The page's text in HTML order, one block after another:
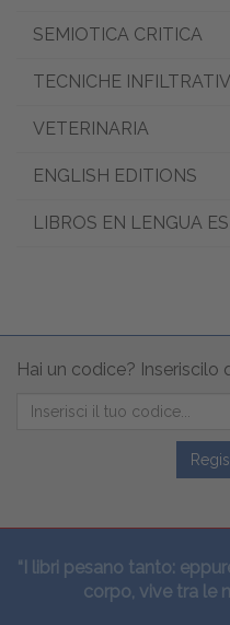
SEMIOTICA CRITICA
TECNICHE
VETERINARIA
ENGLISH EDITIONS
LIBROS EN LENGUA
Hai un codice? Inseriscilo
“I libri pesano tanto:
corpo, vive tra le